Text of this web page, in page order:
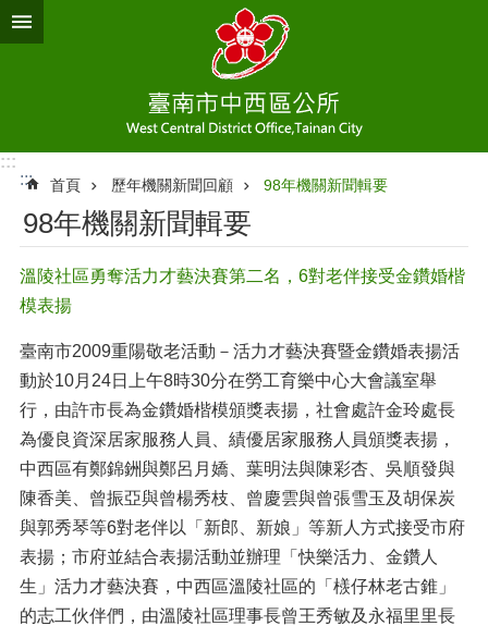
跳到主要內容區塊
:::
:::
首頁 歷年機關新聞回顧 98年機關新聞輯要
98年機關新聞輯要
溫陵社區勇奪活力才藝決賽第二名，6對老伴接受金鑽婚楷
模表揚
臺南市2009重陽敬老活動－活力才藝決賽暨金鑽婚表揚活
動於10月24日上午8時30分在勞工育樂中心大會議室舉
行，由許市長為金鑽婚楷模頒獎表揚，社會處許金玲處長
為優良資深居家服務人員、績優居家服務人員頒獎表揚，
中西區有鄭錦銂與鄭呂月嬌、葉明法與陳彩杏、吳順發與
陳香美、曾振亞與曾楊秀枝、曾慶雲與曾張雪玉及胡保炭
與郭秀琴等6對老伴以「新郎、新娘」等新人方式接受市府
表揚；市府並結合表揚活動並辦理「快樂活力、金鑽人
生」活力才藝決賽，中西區溫陵社區的「檨仔林老古錐」
的志工伙伴們，由溫陵社區理事長曾王秀敏及永福里里長